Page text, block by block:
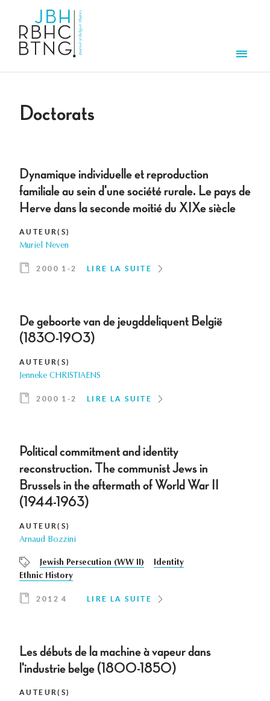
Doctorats
Dynamique individuelle et reproduction
familiale au sein d'une société rurale. Le pays de
Herve dans la seconde moitié du XIXe siècle
AUTEUR(S)
Muriel Neven
2000 1-2 LIRE LA SUITE
De geboorte van de jeugddeliquent België
(1830-1903)
AUTEUR(S)
Jenneke CHRISTIAENS
2000 1-2 LIRE LA SUITE
Political commitment and identity
reconstruction. The communist Jews in
Brussels in the aftermath of World War II
(1944-1963)
AUTEUR(S)
Arnaud Bozzini
Jewish Persecution (WW II)
Identity
Ethnic History
2012 4 LIRE LA SUITE
Les débuts de la machine à vapeur dans
l'industrie belge (1800-1850)
AUTEUR(S)